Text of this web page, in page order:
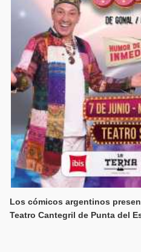
Los cómicos argentinos
Teatro Cantegril de Punta del